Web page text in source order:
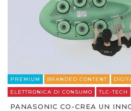
PREMIUM BRANDED CONTENT
ELETTRONICA DI CONSUMO
TLC-TECH
PANASONIC CO-CREA UN